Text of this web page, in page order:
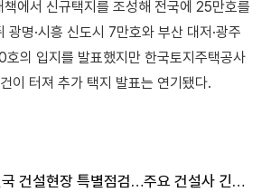
에서 신규택지를 조성해 전국에 25만호를
광명·시흥 신도시 7만호와 부산 대저·광주
의 입지를 발표했지만 한국토지주택공사
이 터져 추가 택지 발표는 연기됐다.
국토부, 폭염에 전국 건설현장 특별점검…주요 건설사 긴급회의 개최